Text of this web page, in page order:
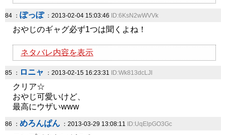
84 ： ぽっぽ：2013-02-04 15:03:46 ID:6KsN2wWVVk
おやじのギャグ必ず1つは聞くよね！
ネタバレ内容を表示
85 ： ロニャ ：2013-02-15 16:23:31 ID:Wk813dcLJI
クリア☆
おやじ可愛いけど、
最高にウザいwww
86 ： めろんぱん ：2013-03-29 13:08:11 ID:UqElpGO3Gc